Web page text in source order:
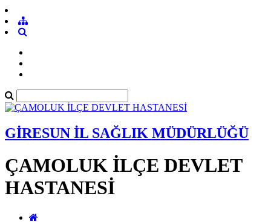
GİRESUN İL SAĞLIK MÜDÜRLÜĞÜ
ÇAMOLUK İLÇE DEVLET
HASTANESİ